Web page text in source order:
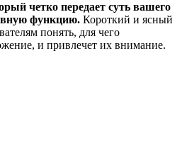
четко передает суть вашего
функцию. Короткий и ясный
понять, для чего
и привлечет их внимание.